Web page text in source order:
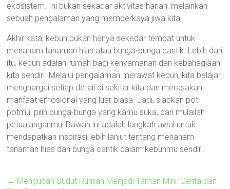
ekosistem. Ini bukan sekadar aktivitas harian, melainkan
sebuah pengalaman yang memperkaya jiwa kita.
Akhir kata, kebun bukan hanya sekedar tempat untuk
menanam tanaman hias atau bunga-bunga cantik. Lebih dari
itu, kebun adalah rumah bagi kenyamanan dan kebahagiaan
kita sendiri. Melalui pengalaman merawat kebun, kita belajar
menghargai setiap detail di sekitar kita dan merasakan
manfaat emosional yang luar biasa. Jadi, siapkan pot-
potmu, pilih bunga-bunga yang kamu suka, dan mulailah
petualanganmu! Bawah ini adalah langkah awal untuk
mendapatkan inspirasi lebih lanjut tentang menanam
tanaman hias dan bunga cantik dalam kebunmu sendiri.
← Mengubah Sudut Rumah Menjadi Taman Mini: Cerita dan